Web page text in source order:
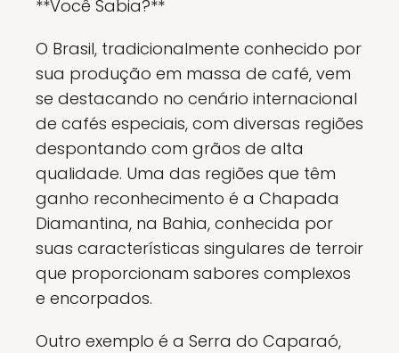
**Você Sabia?**
O Brasil, tradicionalmente conhecido por
sua produção em massa de café, vem
se destacando no cenário internacional
de cafés especiais, com diversas regiões
despontando com grãos de alta
qualidade. Uma das regiões que têm
ganho reconhecimento é a Chapada
Diamantina, na Bahia, conhecida por
suas características singulares de terroir
que proporcionam sabores complexos
e encorpados.
Outro exemplo é a Serra do Caparaó,